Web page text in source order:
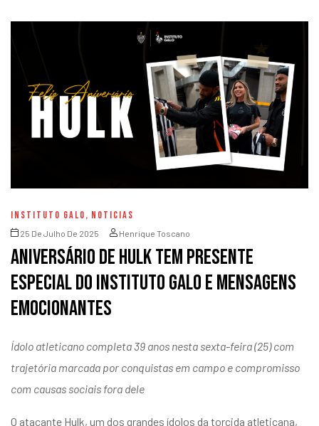
INSTITUTO GALO, NOTICIAS
25 De Julho De 2025 Henrique Toscano
Aniversário de Hulk tem presente
especial do Instituto Galo e mensagens
emocionantes
Ídolo atleticano completa 39 anos nesta sexta-feira (25) com
trajetória marcada por conquistas em campo e compromisso
com causas sociais fora dele
O atacante Hulk, um dos grandes ídolos da torcida atleticana,